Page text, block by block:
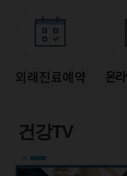
건강TV